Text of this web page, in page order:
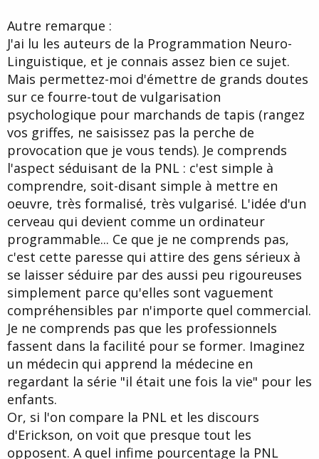
Autre remarque :
J'ai lu les auteurs de la Programmation Neuro-
Linguistique, et je connais assez bien ce sujet.
Mais permettez-moi d'émettre de grands doutes
sur ce fourre-tout de vulgarisation
psychologique pour marchands de tapis (rangez
vos griffes, ne saisissez pas la perche de
provocation que je vous tends). Je comprends
l'aspect séduisant de la PNL : c'est simple à
comprendre, soit-disant simple à mettre en
oeuvre, très formalisé, très vulgarisé. L'idée d'un
cerveau qui devient comme un ordinateur
programmable... Ce que je ne comprends pas,
c'est cette paresse qui attire des gens sérieux à
se laisser séduire par des aussi peu rigoureuses
simplement parce qu'elles sont vaguement
compréhensibles par n'importe quel commercial.
Je ne comprends pas que les professionnels
fassent dans la facilité pour se former. Imaginez
un médecin qui apprend la médecine en
regardant la série "il était une fois la vie" pour les
enfants.
Or, si l'on compare la PNL et les discours
d'Erickson, on voit que presque tout les
opposent. A quel infime pourcentage la PNL